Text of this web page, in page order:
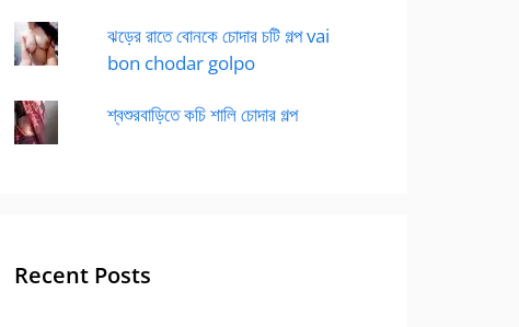
ঝড়ের রাতে বোনকে চোদার চটি গল্প vai
bon chodar golpo
শ্বশুরবাড়িতে কচি শালি চোদার গল্প
Recent Posts